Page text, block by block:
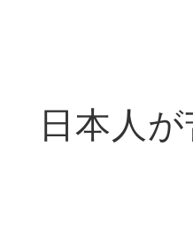
日本人